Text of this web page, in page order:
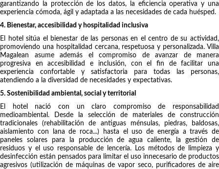
garantizando la protección de los datos, la eficiencia operativa y una
experiencia cómoda, ágil y adaptada a las necesidades de cada huésped.
4. Bienestar, accesibilidad y hospitalidad inclusiva
El hotel sitúa el bienestar de las personas en el centro de su actividad,
promoviendo una hospitalidad cercana, respetuosa y personalizada. Villa
Magalean asume además el compromiso de avanzar de manera
progresiva en accesibilidad e inclusión, con el fin de facilitar una
experiencia confortable y satisfactoria para todas las personas,
atendiendo a la diversidad de necesidades y expectativas.
5. Sostenibilidad ambiental, social y territorial
El hotel nació con un claro compromiso de responsabilidad
medioambiental. Desde la selección de materiales de construcción
tradicionales (rehabilitación de antiguas ménsulas, piedras, baldosas,
aislamiento con lana de roca...) hasta el uso de energía a través de
paneles solares para la producción de agua caliente, la gestión de
residuos y el uso responsable de lencería. Los métodos de limpieza y
desinfección están pensados para limitar el uso innecesario de productos
agresivos (utilización de máquinas de vapor seco, purificadores de aire